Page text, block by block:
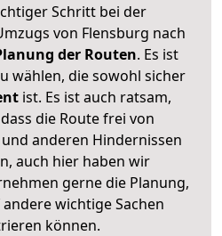
Schritt bei der
von Flensburg nach
der Routen. Es ist
wählen, die sowohl sicher
ist. Es ist auch ratsam,
die Route frei von
anderen Hindernissen
auch hier haben wir
gerne die Planung,
wichtige Sachen
können.